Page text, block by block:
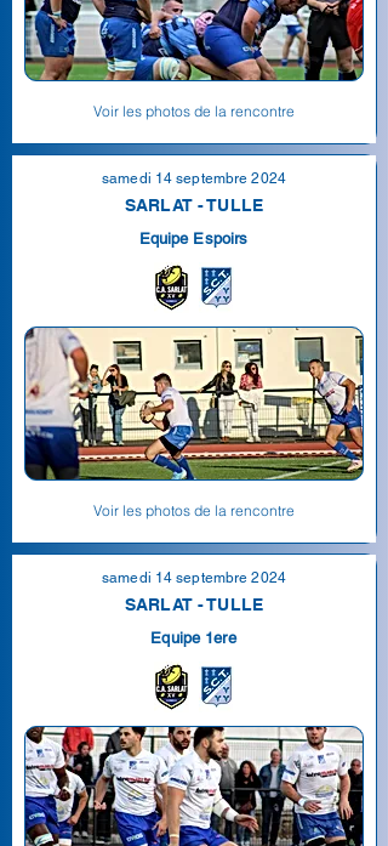
Voir les photos de la rencontre
samedi 14 septembre 2024
SARLAT - TULLE
Equipe Espoirs
Voir les photos de la rencontre
samedi 14 septembre 2024
SARLAT - TULLE
Equipe 1ere